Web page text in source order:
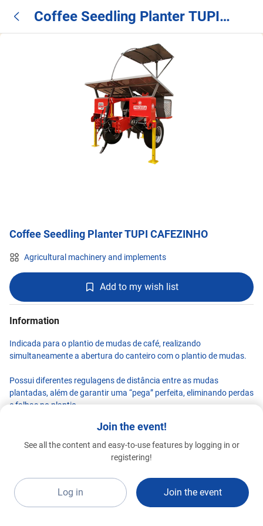
Coffee Seedling Planter TUPI
CAFEZINHO
Coffee Seedling Planter TUPI CAFEZINHO
Agricultural machinery and implements
Add to my wish list
Information
Indicada para o plantio de mudas de café, realizando
simultaneamente a abertura do canteiro com o plantio de mudas.
Possui diferentes regulagens de distância entre as mudas
plantadas, além de garantir uma “pega” perfeita, eliminando perdas
e falhas no plantio.
Join the event!
See all the content and easy-to-use features by logging in or
registering!
Log in Join the event